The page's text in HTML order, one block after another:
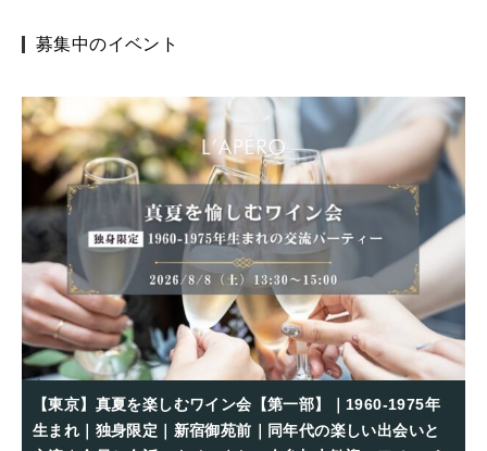
募集中のイベント
【東京】真夏を楽しむワイン会【第一部】｜1960-1975年
生まれ｜独身限定｜新宿御苑前｜同年代の楽しい出会いと